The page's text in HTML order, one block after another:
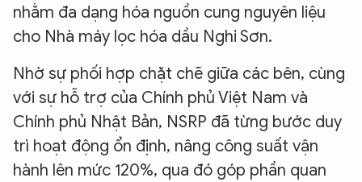
nhằm đa dạng hóa nguồn cung nguyên liệu
cho Nhà máy lọc hóa dầu Nghi Sơn.
Nhờ sự phối hợp chặt chẽ giữa các bên, cùng
với sự hỗ trợ của Chính phủ Việt Nam và
Chính phủ Nhật Bản, NSRP đã từng bước duy
trì hoạt động ổn định, nâng công suất vận
hành lên mức 120%, qua đó góp phần quan